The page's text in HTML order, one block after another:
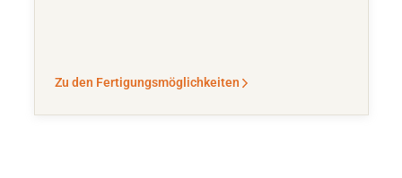
Zu den Fertigungsmöglichkeiten